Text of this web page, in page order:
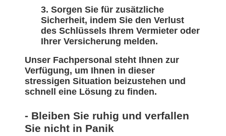
Sorgen Sie für zusätzliche
Sicherheit, indem Sie den Verlust
des Schlüssels Ihrem Vermieter oder
Ihrer Versicherung melden.
Unser Fachpersonal steht Ihnen zur
Verfügung, um Ihnen in dieser
stressigen Situation beizustehen und
schnell eine Lösung zu finden.
- Bleiben Sie ruhig und verfallen
Sie nicht in Panik